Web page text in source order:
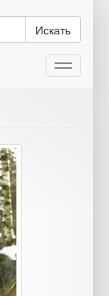
Искать
Toggle